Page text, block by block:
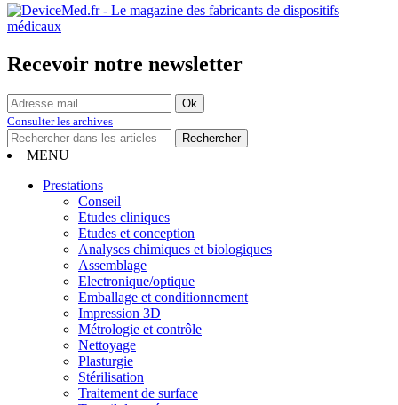
Recevoir notre newsletter
Consulter les archives
MENU
Prestations
Conseil
Etudes cliniques
Etudes et conception
Analyses chimiques et biologiques
Assemblage
Electronique/optique
Emballage et conditionnement
Impression 3D
Métrologie et contrôle
Nettoyage
Plasturgie
Stérilisation
Traitement de surface